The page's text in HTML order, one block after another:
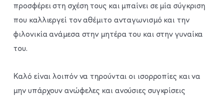
προσφέρει στη σχέση τους και μπαίνει σε μία σύγκριση
που καλλιεργεί τον αθέμιτο ανταγωνισμό και την
φιλονικία ανάμεσα στην μητέρα του και στην γυναίκα
του.
Καλό είναι λοιπόν να τηρούνται οι ισορροπίες και να
μην υπάρχουν ανώφελες και ανούσιες συγκρίσεις